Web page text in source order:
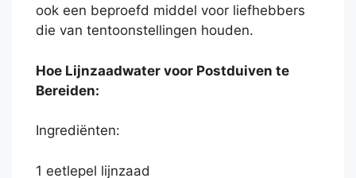
ook een beproefd middel voor liefhebbers
die van tentoonstellingen houden.
Hoe Lijnzaadwater voor Postduiven te
Bereiden:
Ingrediënten:
1 eetlepel lijnzaad